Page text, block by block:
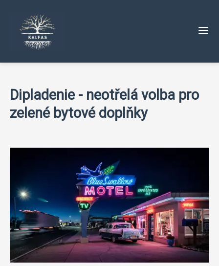
Dipladenie - neotřelá volba pro
zelené bytové doplňky